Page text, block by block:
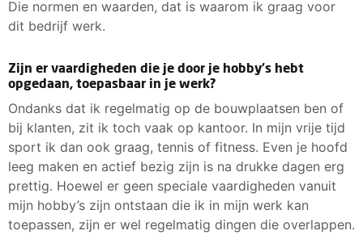
Die normen en waarden, dat is waarom ik graag voor
dit bedrijf werk.
Zijn er vaardigheden die je door je hobby’s hebt
opgedaan, toepasbaar in je werk?
Ondanks dat ik regelmatig op de bouwplaatsen ben of
bij klanten, zit ik toch vaak op kantoor. In mijn vrije tijd
sport ik dan ook graag, tennis of fitness. Even je hoofd
leeg maken en actief bezig zijn is na drukke dagen erg
prettig. Hoewel er geen speciale vaardigheden vanuit
mijn hobby’s zijn ontstaan die ik in mijn werk kan
toepassen, zijn er wel regelmatig dingen die overlappen.